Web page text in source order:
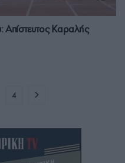
Απίστευτος Καραλής
4